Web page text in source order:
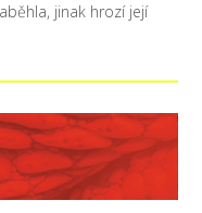
jinak hrozí její